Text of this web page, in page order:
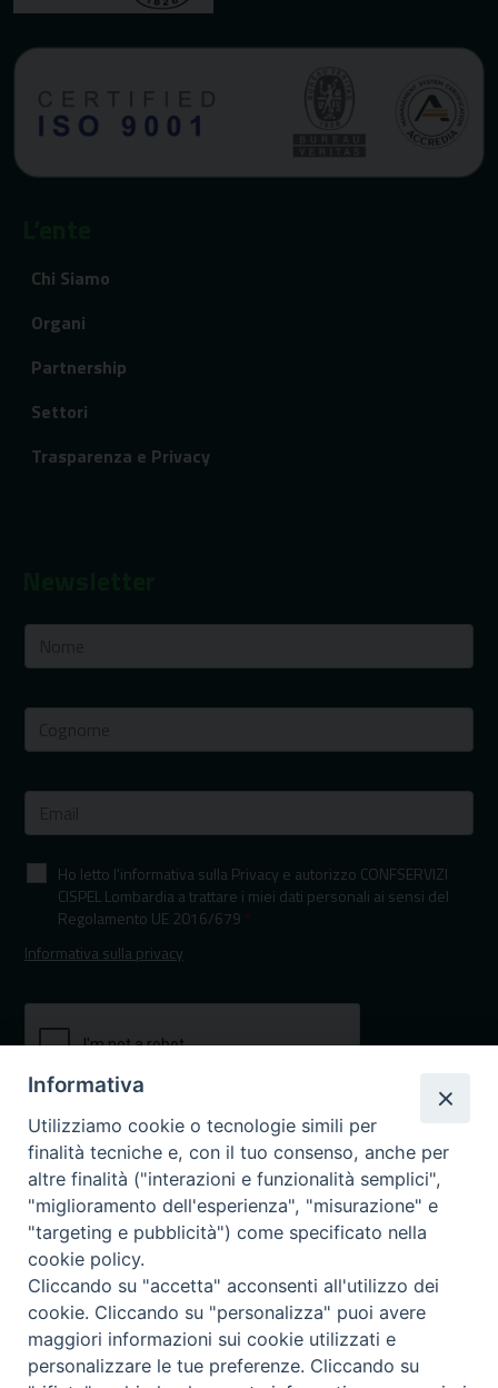
Chi Siamo
Organi
Partnership
Settori
Trasparenza e Privacy
Ho letto l'informativa sulla Privacy e autorizzo CONFSERVIZI
CISPEL Lombardia a trattare i miei dati personali ai sensi del
Regolamento UE 2016/679 *
Informativa sulla privacy
I nostri canali social
Informativa
Utilizziamo cookie o tecnologie simili per
finalità tecniche e, con il tuo consenso, anche per
altre finalità ("interazioni e funzionalità semplici",
"miglioramento dell'esperienza", "misurazione" e
"targeting e pubblicità") come specificato nella
cookie policy.
Cliccando su "accetta" acconsenti all'utilizzo dei
cookie. Cliccando su "personalizza" puoi avere
maggiori informazioni sui cookie utilizzati e
personalizzare le tue preferenze. Cliccando su